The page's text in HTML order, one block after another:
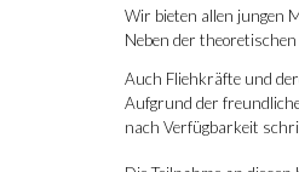
Wir bieten allen jungen
Neben der
Auch Fliehkräfte und
Aufgrund der
nach Verfügbarkeit